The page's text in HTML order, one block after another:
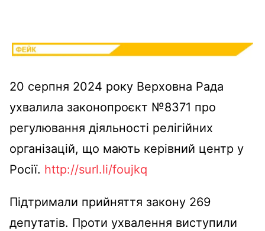
20 серпня 2024 року Верховна Рада
ухвалила законопроєкт №8371 про
регулювання діяльності релігійних
організацій, що мають керівний центр у
Росії. http://surl.li/foujkq
Підтримали прийняття закону 269
депутатів. Проти ухвалення виступили